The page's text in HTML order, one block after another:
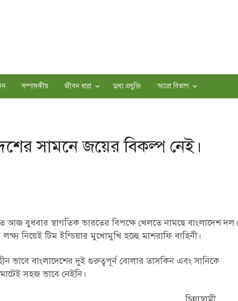
সম্পাদকীয় জীবন ধারা তথ্য প্রযুক্তি আরো বিভাগ
সামনে জয়ের বিকল্প নেই।
আজ বুধবার স্বাগতিক ভারতের বিপক্ষে খেলতে নামছে বাংলাদেশ দল।
নিয়েই টিম ইন্ডিয়ার মুখোমুখি হচ্ছে মাশরাফি বাহিনী।
ভাবে বাংলাদেশের দুই গুরুত্বপূর্ন বোলার তাসকিন এবং সানিকে
সহজ ভাবে নেইনি।